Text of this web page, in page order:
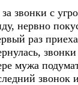
звонки с
нервно
раз
мужа
звонок